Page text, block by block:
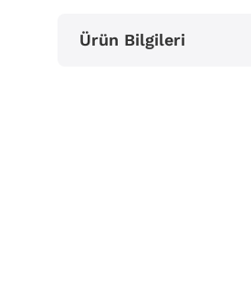
Ürün Bilgileri